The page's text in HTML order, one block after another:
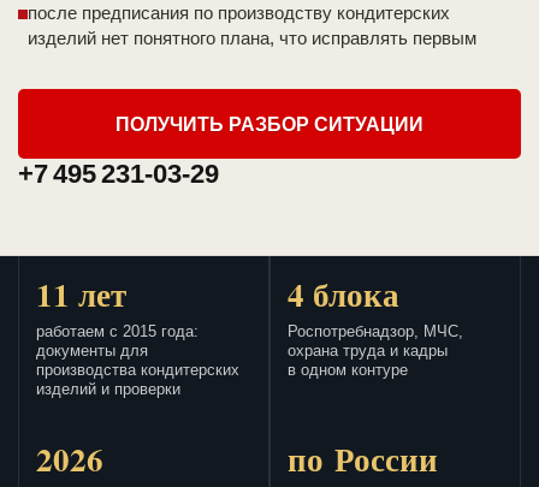
после предписания по производству кондитерских
изделий нет понятного плана, что исправлять первым
ПОЛУЧИТЬ РАЗБОР СИТУАЦИИ
+7 495 231-03-29
11 лет
работаем с 2015 года:
документы для
производства кондитерских
изделий и проверки
4 блока
Роспотребнадзор, МЧС,
охрана труда и кадры
в одном контуре
2026 по России